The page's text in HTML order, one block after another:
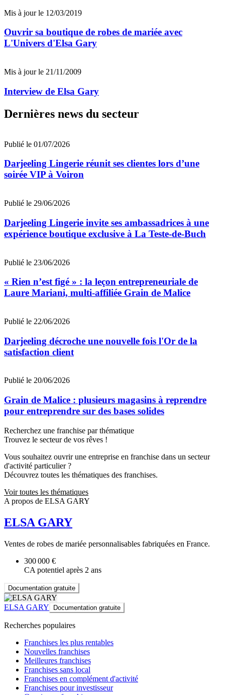
Mis à jour le 12/03/2019
Ouvrir sa boutique de robes de mariée avec
L'Univers d'Elsa Gary
Mis à jour le 21/11/2009
Interview de Elsa Gary
Dernières news du secteur
Publié le 01/07/2026
Darjeeling Lingerie réunit ses clientes lors d’une
soirée VIP à Voiron
Publié le 29/06/2026
Darjeeling Lingerie invite ses ambassadrices à une
expérience boutique exclusive à La Teste-de-Buch
Publié le 23/06/2026
« Rien n’est figé » : la leçon entrepreneuriale de
Laure Mariani, multi-affiliée Grain de Malice
Publié le 22/06/2026
Darjeeling décroche une nouvelle fois l'Or de la
satisfaction client
Publié le 20/06/2026
Grain de Malice : plusieurs magasins à reprendre
pour entreprendre sur des bases solides
Recherchez une franchise par thématique
Trouvez le secteur de vos rêves !
Vous souhaitez ouvrir une entreprise en franchise dans un secteur
d'activité particulier ?
Découvrez toutes les thématiques des franchises.
Voir toutes les thématiques
A propos de ELSA GARY
ELSA GARY
Ventes de robes de mariée personnalisables fabriquées en France.
300 000 €
CA potentiel après 2 ans
Documentation gratuite
ELSA GARY Documentation gratuite
Recherches populaires
Franchises les plus rentables
Nouvelles franchises
Meilleures franchises
Franchises sans local
Franchises en complément d'activité
Franchises pour investisseur